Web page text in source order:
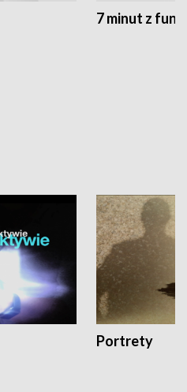
7 minut z
Portrety